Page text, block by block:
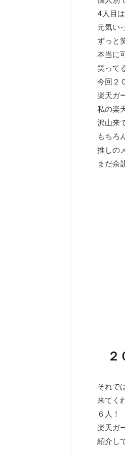
4人目は
元気い
ずっと
本当に
笑って
今回２
楽天ガ
私の楽
沢山来
もちろ
推しの
まだ余
それで
来てく
６人！
楽天ガ
紹介し